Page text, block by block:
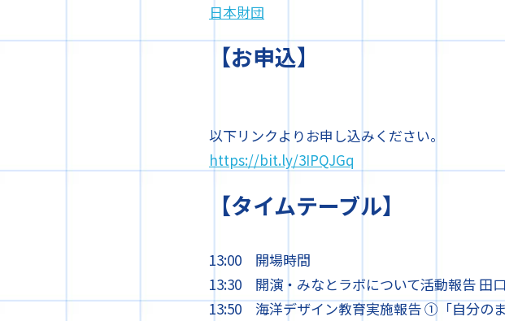
日本財団
【お申込】
以下リンクよりお申し込みください。
https://bit.ly/3IPQJGq
【タイムテーブル】
13:00 開場時間
13:30 開演・みなとラボについて活動報告 田口
13:50 海洋デザイン教育実施報告 ①「自分の